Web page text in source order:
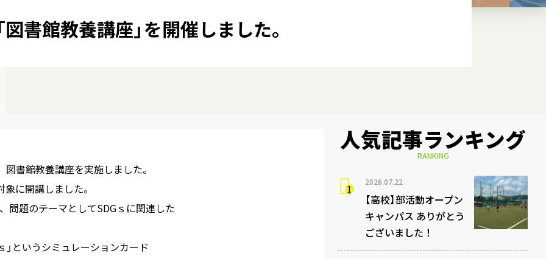
書館教養講座」を開催しました。
図書館教養講座を実施しました。
に開講しました。
問題のテーマとしてSDGｓに関連した
」というシミュレーションカード
人気記事ランキング
RANKING
2026.07.22
【高校】部活動オープン
キャンパス ありがとう
ございました！